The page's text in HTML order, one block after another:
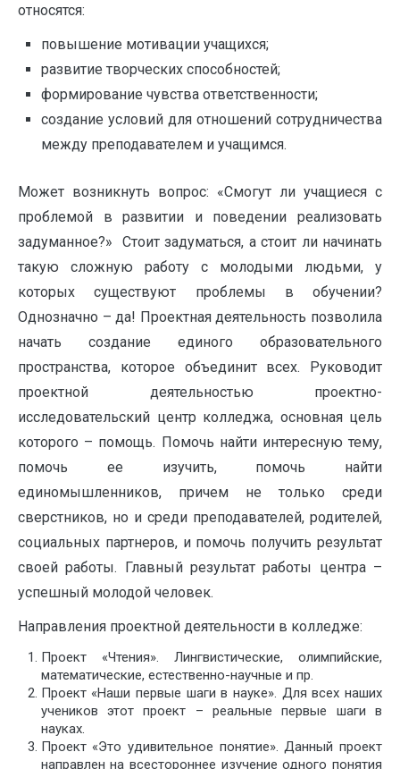
относятся:
повышение мотивации учащихся;
развитие творческих способностей;
формирование чувства ответственности;
создание условий для отношений сотрудничества
между преподавателем и учащимся.
Может возникнуть вопрос: «Смогут ли учащиеся с
проблемой в развитии и поведении реализовать
задуманное?» Стоит задуматься, а стоит ли начинать
такую сложную работу с молодыми людьми, у
которых существуют проблемы в обучении?
Однозначно – да! Проектная деятельность позволила
начать создание единого образовательного
пространства, которое объединит всех. Руководит
проектной деятельностью проектно-
исследовательский центр колледжа, основная цель
которого – помощь. Помочь найти интересную тему,
помочь ее изучить, помочь найти
единомышленников, причем не только среди
сверстников, но и среди преподавателей, родителей,
социальных партнеров, и помочь получить результат
своей работы. Главный результат работы центра –
успешный молодой человек.
Направления проектной деятельности в колледже:
Проект «Чтения». Лингвистические, олимпийские,
математические, естественно-научные и пр.
Проект «Наши первые шаги в науке». Для всех наших
учеников этот проект – реальные первые шаги в
науках.
Проект «Это удивительное понятие». Данный проект
направлен на всестороннее изучение одного понятия